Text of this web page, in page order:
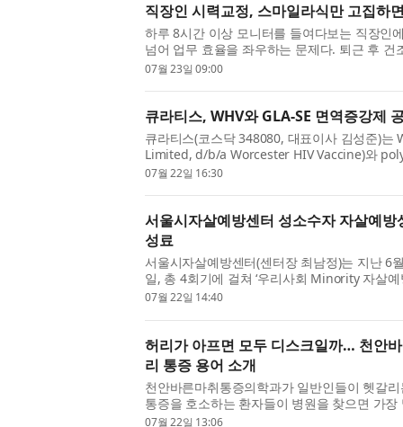
직장인 시력교정, 스마일라식만 고집하
하루 8시간 이상 모니터를 들여다보는 직장인
넘어 업무 효율을 좌우하는 문제다. 퇴근 후
정술을 떠올려본 적이 한 번쯤 있을 것이다. 이
07월 23일 09:00
큐라티스, WHV와 GLA-SE 면역증강제
큐라티스(코스닥 348080, 대표이사 김성준)는
Limited, d/b/a Worcester HIV Vaccine)와
(PDPHV) 2a상 임상시험에 사용될 GLA-SE 면
07월 22일 16:30
서울시자살예방센터 성소수자 자살예
성료
서울시자살예방센터(센터장 최남정)는 지난 6
일, 총 4회기에 걸쳐 ‘우리사회 Minority 자살
이번 아카데미는 성소수자에 대한 이해를 기반
07월 22일 14:40
허리가 아프면 모두 디스크일까… 천안
리 통증 용어 소개
천안바른마취통증의학과가 일반인들이 헷갈
통증을 호소하는 환자들이 병원을 찾으면 가장
경통이 있는 것 같아요’, ‘이상근증후군이라던
07월 22일 13:06